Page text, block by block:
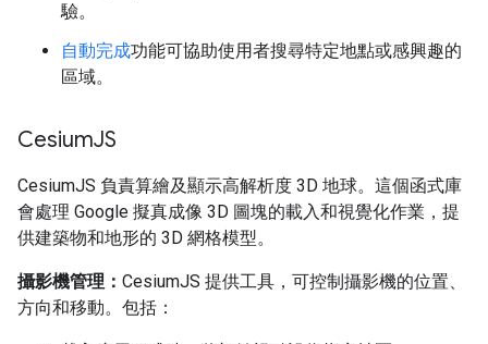
驗。
自動完成功能可協助使用者搜尋特定地點或感興趣的
區域。
CesiumJS
CesiumJS 負責算繪及顯示高解析度 3D 地球。這個函式庫
會處理 Google 擬真成像 3D 圖塊的載入和視覺化作業，提
供建築物和地形的 3D 網格模型。
攝影機管理： CesiumJS 提供工具，可控制攝影機的位置、
方向和移動。包括：